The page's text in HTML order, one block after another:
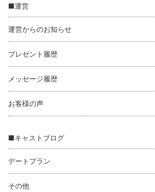
■運営
運営からのお知らせ
プレゼント履歴
メッセージ履歴
お客様の声
■キャストブログ
デートプラン
その他